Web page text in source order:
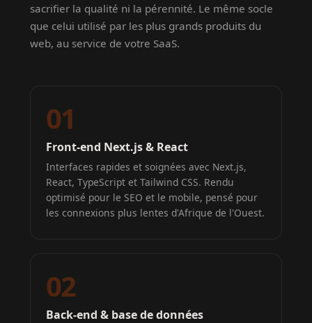
sacrifier la qualité ni la pérennité. Le même socle
que celui utilisé par les plus grands produits du
web, au service de votre SaaS.
01
Front-end Next.js & React
Interfaces rapides et soignées avec Next.js,
React, TypeScript et Tailwind CSS. Rendu
optimisé pour le SEO et le mobile, pensé pour
les connexions plus lentes d'Afrique de l'Ouest.
02
Back-end & base de données